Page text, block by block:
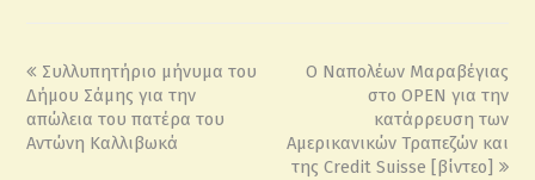
Συλλυπητήριο μήνυμα του
Δήμου Σάμης για την
απώλεια του πατέρα του
Αντώνη Καλλιβωκά
Ο Ναπολέων Μαραβέγιας
στο OPEN για την
κατάρρευση των
Αμερικανικών Τραπεζών και
της Credit Suisse [βίντεο]